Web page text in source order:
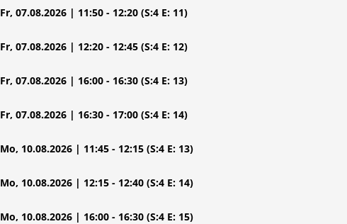
Fr, 07.08.2026 | 11:50 - 12:20 (S:4 E: 11)
Fr, 07.08.2026 | 12:20 - 12:45 (S:4 E: 12)
Fr, 07.08.2026 | 16:00 - 16:30 (S:4 E: 13)
Fr, 07.08.2026 | 16:30 - 17:00 (S:4 E: 14)
Mo, 10.08.2026 | 11:45 - 12:15 (S:4 E: 13)
Mo, 10.08.2026 | 12:15 - 12:40 (S:4 E: 14)
Mo, 10.08.2026 | 16:00 - 16:30 (S:4 E: 15)